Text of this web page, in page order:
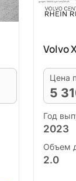
Volvo
Цена
5
Год
2023
Объем
2.0